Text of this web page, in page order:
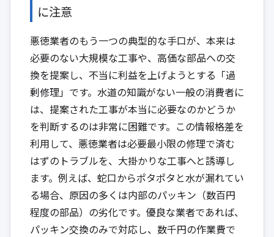
に注意
悪徳業者のもう一つの典型的な手口が、本来は
必要のない大規模な工事や、高価な部品への交
換を提案し、不当に利益を上げようとする「過
剰修理」です。水道の知識がない一般の消費者に
は、提案された工事が本当に必要なのかどうか
を判断するのは非常に困難です。この情報格差を
利用して、悪徳業者は必要最小限の修理で済む
はずのトラブルを、大掛かりな工事へと誘導し
ます。例えば、蛇口からポタポタと水が漏れてい
る場合、原因の多くは内部のパッキン（数百円
程度の部品）の劣化です。優良な業者であれば、
パッキン交換のみで対応し、数千円の作業費で